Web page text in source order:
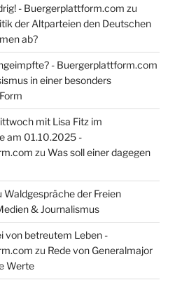
- Buergerplattform.com zu
der Altparteien den Deutschen
ab?
- Buergerplattform.com
in einer besonders
mit Lisa Fitz im
am 01.10.2025 -
zu Was soll einer dagegen
Waldgespräche der Freien
& Journalismus
von betreutem Leben -
zu Rede von Generalmajor
Werte